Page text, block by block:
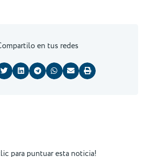
en tus redes
para puntuar esta noticia!